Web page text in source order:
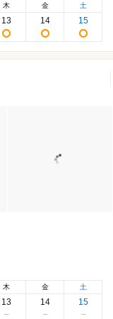
木
13
金
14
土
15
木
13
金
14
土
15